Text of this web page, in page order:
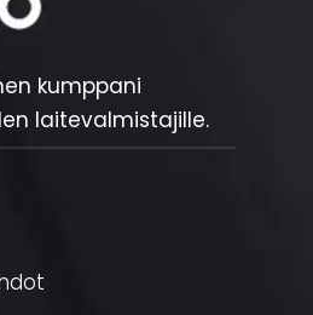
kumppani
laitevalmistajille.